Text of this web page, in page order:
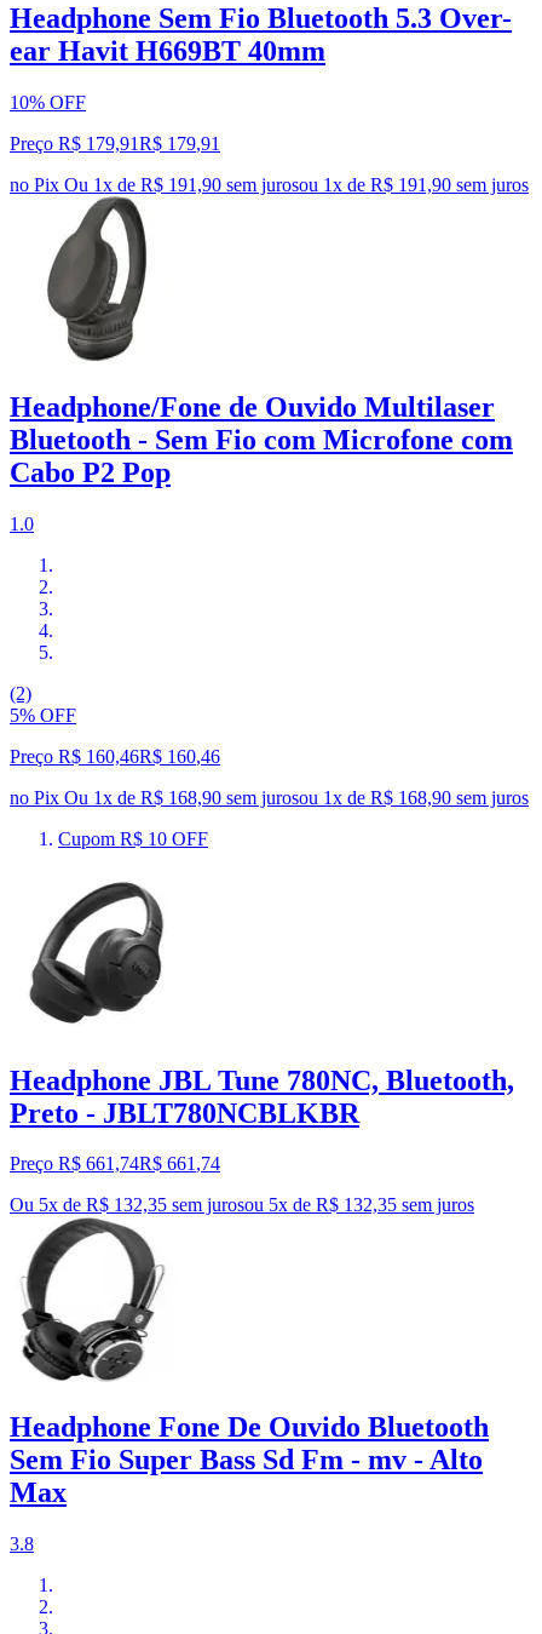
Headphone Sem Fio Bluetooth 5.3 Over-
ear Havit H669BT 40mm
10% OFF
Preço R$ 179,91R$ 179,91
no Pix Ou 1x de R$ 191,90 sem jurosou 1x de R$ 191,90 sem juros
Headphone/Fone de Ouvido Multilaser
Bluetooth - Sem Fio com Microfone com
Cabo P2 Pop
1.0
(2)
5% OFF
Preço R$ 160,46R$ 160,46
no Pix Ou 1x de R$ 168,90 sem jurosou 1x de R$ 168,90 sem juros
Cupom R$ 10 OFF
Headphone JBL Tune 780NC, Bluetooth,
Preto - JBLT780NCBLKBR
Preço R$ 661,74R$ 661,74
Ou 5x de R$ 132,35 sem jurosou 5x de R$ 132,35 sem juros
Headphone Fone De Ouvido Bluetooth
Sem Fio Super Bass Sd Fm - mv - Alto
Max
3.8